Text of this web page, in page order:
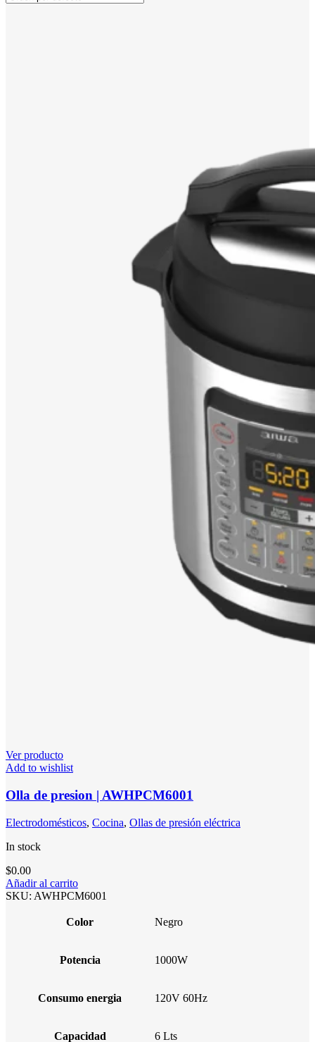
Ver producto
Add to wishlist
Olla de presion | AWHPCM6001
Electrodomésticos, Cocina, Ollas de presión eléctrica
In stock
$0.00
Añadir al carrito
SKU: AWHPCM6001
Color Negro
Potencia 1000W
Consumo energia 120V 60Hz
Capacidad 6 Lts